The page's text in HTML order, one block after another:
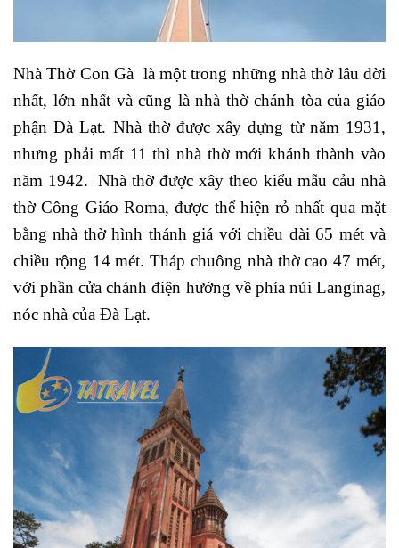
Nhà Thờ Con Gà là một trong những nhà thờ lâu đời
nhất, lớn nhất và cũng là nhà thờ chánh tòa của giáo
phận Đà Lạt. Nhà thờ được xây dựng từ năm 1931,
nhưng phải mất 11 thì nhà thờ mới khánh thành vào
năm 1942. Nhà thờ được xây theo kiểu mẫu cảu nhà
thờ Công Giáo Roma, được thể hiện rỏ nhất qua mặt
bằng nhà thờ hình thánh giá với chiều dài 65 mét và
chiều rộng 14 mét. Tháp chuông nhà thờ cao 47 mét,
với phần cửa chánh điện hướng về phía núi Langinag,
nóc nhà của Đà Lạt.